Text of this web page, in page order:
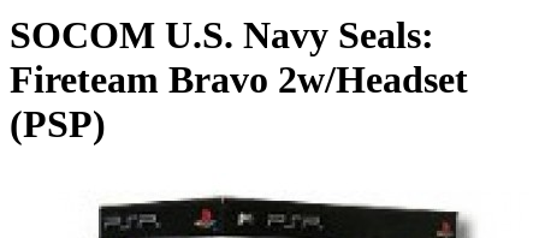
SOCOM U.S. Navy Seals:
Fireteam Bravo 2w/Headset
(PSP)